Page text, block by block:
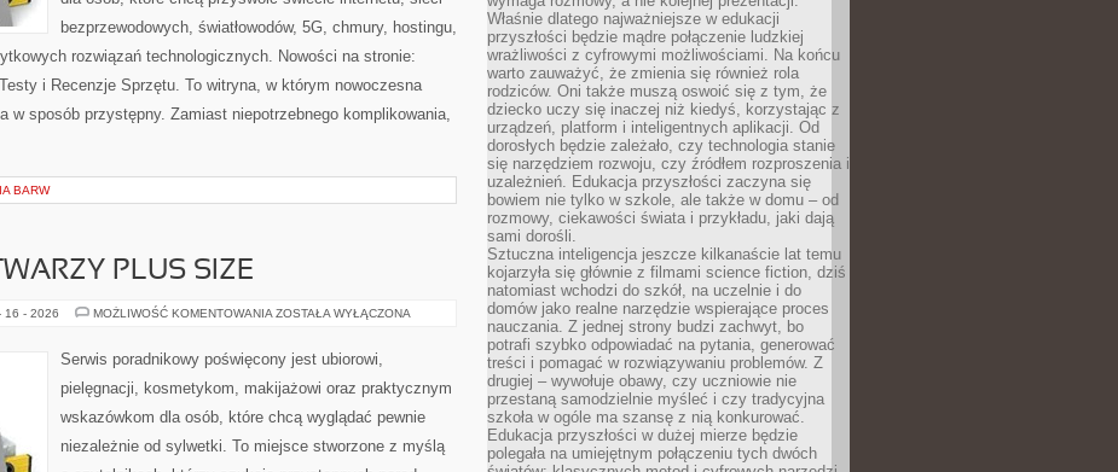
bezprzewodowych, światłowodów, 5G, chmury, hostingu,
rozwiązań technologicznych. Nowości na stronie:
i Recenzje Sprzętu. To witryna, w którym nowoczesna
w sposób przystępny. Zamiast niepotrzebnego komplikowania,
BARW
PLUS SIZE
16 - 2026 MOŻLIWOŚĆ KOMENTOWANIA MAKIJAŻ
PLUS
SIZE
ZOSTAŁA WYŁĄCZONA
Serwis poradnikowy poświęcony jest ubiorowi,
pielęgnacji, kosmetykom, makijażowi oraz praktycznym
wskazówkom dla osób, które chcą wyglądać pewnie
niezależnie od sylwetki. To miejsce stworzone z myślą
Właśnie dlatego najważniejsze w edukacji
przyszłości będzie mądre połączenie ludzkiej
wrażliwości z cyfrowymi możliwościami. Na końcu
warto zauważyć, że zmienia się również rola
rodziców. Oni także muszą oswoić się z tym, że
dziecko uczy się inaczej niż kiedyś, korzystając z
urządzeń, platform i inteligentnych aplikacji. Od
dorosłych będzie zależało, czy technologia stanie
się narzędziem rozwoju, czy źródłem rozproszenia i
uzależnień. Edukacja przyszłości zaczyna się
bowiem nie tylko w szkole, ale także w domu – od
rozmowy, ciekawości świata i przykładu, jaki dają
sami dorośli.
Sztuczna inteligencja jeszcze kilkanaście lat temu
kojarzyła się głównie z filmami science fiction, dziś
natomiast wchodzi do szkół, na uczelnie i do
domów jako realne narzędzie wspierające proces
nauczania. Z jednej strony budzi zachwyt, bo
potrafi szybko odpowiadać na pytania, generować
treści i pomagać w rozwiązywaniu problemów. Z
drugiej – wywołuje obawy, czy uczniowie nie
przestaną samodzielnie myśleć i czy tradycyjna
szkoła w ogóle ma szansę z nią konkurować.
Edukacja przyszłości w dużej mierze będzie
polegała na umiejętnym połączeniu tych dwóch